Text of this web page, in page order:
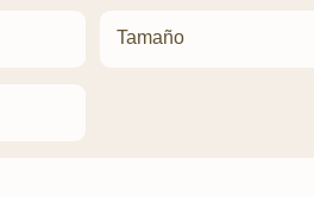
Tamaño